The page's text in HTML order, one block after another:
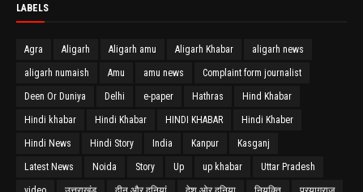
LABELS
Agra Aligarh Aligarh amu Aligarh Khabar aligarh news
aligarh numaish Amu amu news Complaint form journalist
Deen Or Duniya Delhi e-paper Hathras Hind Khabar
Hindi khabar Hindi Khabar HINDI KHABAR Hindi Khaber
Hindi News Hindi Story India Kanpur Kasganj
Latest News Noida Story Up up khabar Uttar Pradesh